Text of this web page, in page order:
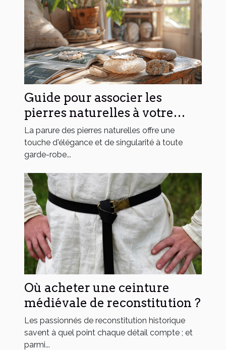
Guide pour associer les
pierres naturelles à votre
style vestimentaire
La parure des pierres naturelles offre une
touche d'élégance et de singularité à toute
garde-robe...
Où acheter une ceinture
médiévale de reconstitution ?
Les passionnés de reconstitution historique
savent à quel point chaque détail compte ; et
parmi...